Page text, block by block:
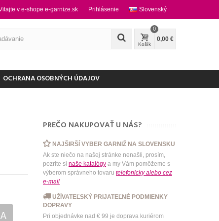
Slovenský
v e-shope e-garnize.sk Prihlásenie
Košík
0
0,00 €
OCHRANA OSOBNÝCH ÚDAJOV
PREČO NAKUPOVAŤ U NÁS?
NAJŠIRŠÍ VYBER GARNIŽ NA SLOVENSKU
Ak ste niečo na našej stránke nenašli, prosím,
pozrite si naše katalógya my Vám pomôžeme s
výberom správneho tovaru telefonicky alebo cez
e-mail
UŽÍVATEĽSKÝ PRIJATEĽNÉ PODMIENKY
DOPRAVY
Pri objednávke nad € 99 je doprava kuriérom